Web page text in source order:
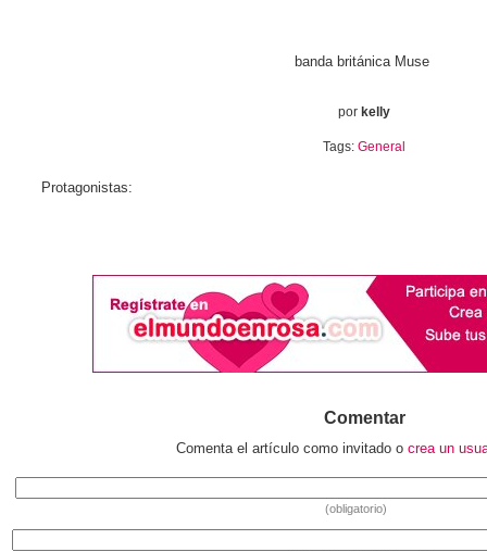
banda británica Muse
por kelly
Tags: General
Protagonistas:
Comentar
Comenta el artículo como invitado o crea un
(obligatorio)